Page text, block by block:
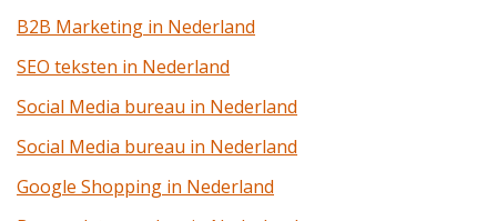
B2B Marketing in Nederland
SEO teksten in Nederland
Social Media bureau in Nederland
Social Media bureau in Nederland
Google Shopping in Nederland